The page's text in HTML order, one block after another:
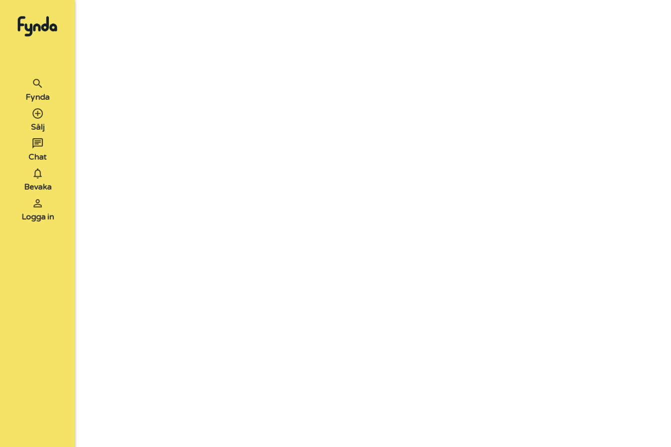
Fynda
Sälj
Chat
Bevaka
Logga in